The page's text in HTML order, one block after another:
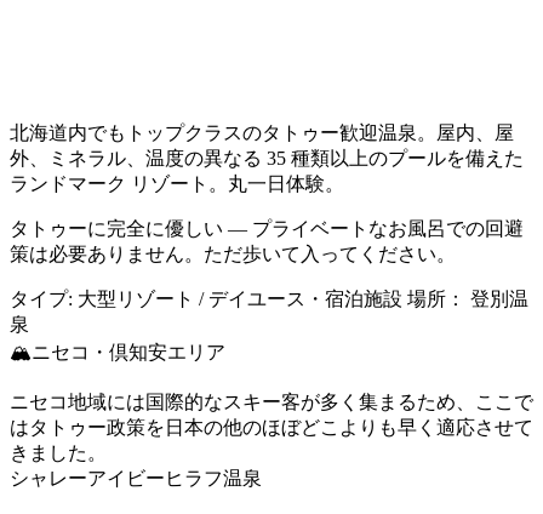
北海道内でもトップクラスのタトゥー歓迎温泉。屋内、屋
外、ミネラル、温度の異なる 35 種類以上のプールを備えた
ランドマーク リゾート。丸一日体験。
タトゥーに完全に優しい — プライベートなお風呂での回避
策は必要ありません。ただ歩いて入ってください。
タイプ: 大型リゾート / デイユース・宿泊施設 場所：
登別温
泉
🏔️ニセコ・倶知安エリア
ニセコ地域には国際的なスキー客が多く集まるため、ここで
はタトゥー政策を日本の他のほぼどこよりも早く適応させて
きました。
シャレーアイビーヒラフ温泉